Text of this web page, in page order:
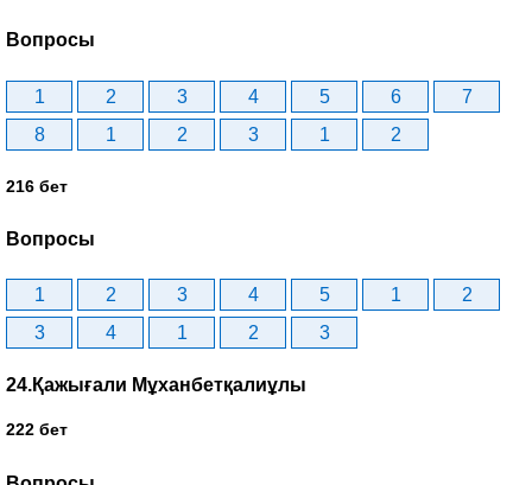
Вопросы
1 2 3 4 5 6
7
8
1 2 3 1 2
216 бет
Вопросы
1 2 3 4 5 1
2
3
4 1 2 3
24.Қажығали Мұханбетқалиұлы
222 бет